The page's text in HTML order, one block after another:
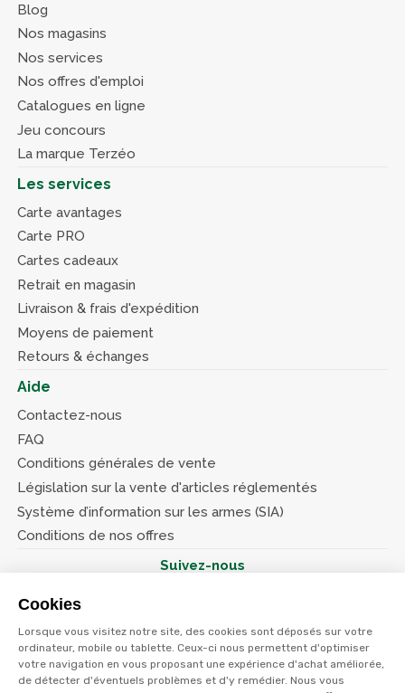
Cookies
Lorsque vous visitez notre site, des cookies sont déposés sur votre
ordinateur, mobile ou tablette. Ceux-ci nous permettent d'optimiser
votre navigation en vous proposant une expérience d'achat améliorée,
de détecter d'éventuels problèmes et d'y remédier. Nous vous
Blog
Nos magasins
Nos services
Nos offres d'emploi
Catalogues en ligne
Jeu concours
La marque Terzéo
Les services
Carte avantages
Carte PRO
Cartes cadeaux
Retrait en magasin
Livraison & frais d'expédition
Moyens de paiement
Retours & échanges
Aide
Contactez-nous
FAQ
Conditions générales de vente
Législation sur la vente d'articles réglementés
Système d’information sur les armes (SIA)
Conditions de nos offres
Suivez-nous
© Terres et eaux 2026
Politique de confidentialité